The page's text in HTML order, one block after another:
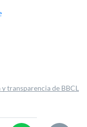
y transparencia de BBCL